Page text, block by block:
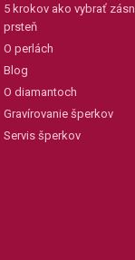
5 krokov ako vybrať
prsteň
O perlách
Blog
O diamantoch
Gravírovanie šperkov
Servis šperkov